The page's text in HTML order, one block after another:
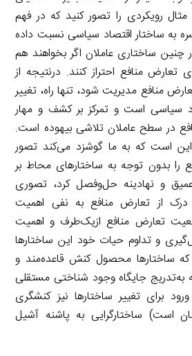
مثال رویکردی را تصور کنید که در فهم
به ساختار اقتصاد سیاسی نسبت داده
چنین ساختاری عاملان اگر بخواهند هم
تعارض منافع احتراز کنند. درنتیجه از
منافع مدیریت شود، تنها راه، تغییر
سیاسی است و تمرکز بر کشف و مهار
در سطح عاملان تلاشی بیهوده است.
است که به ما گوشزد می‌کند تصور
را بدون توجه به ساختارهای محاط بر
و نهادینه حل‌وفصل کرد، تصوری
درک از تعارض منافع به نفی اهمیت
تعارض منافع ازیک‌طرف و اهمیت
و تداوم حیات خود این ساختارها
که ساختارها محصول کنش قاعده‌مند و
به‌تدریج جایگاه وجود شناختی مستقلی
برای تغییر ساختارها نیز کنشگری
است) ساختارگرایی به پاشنه آشیل